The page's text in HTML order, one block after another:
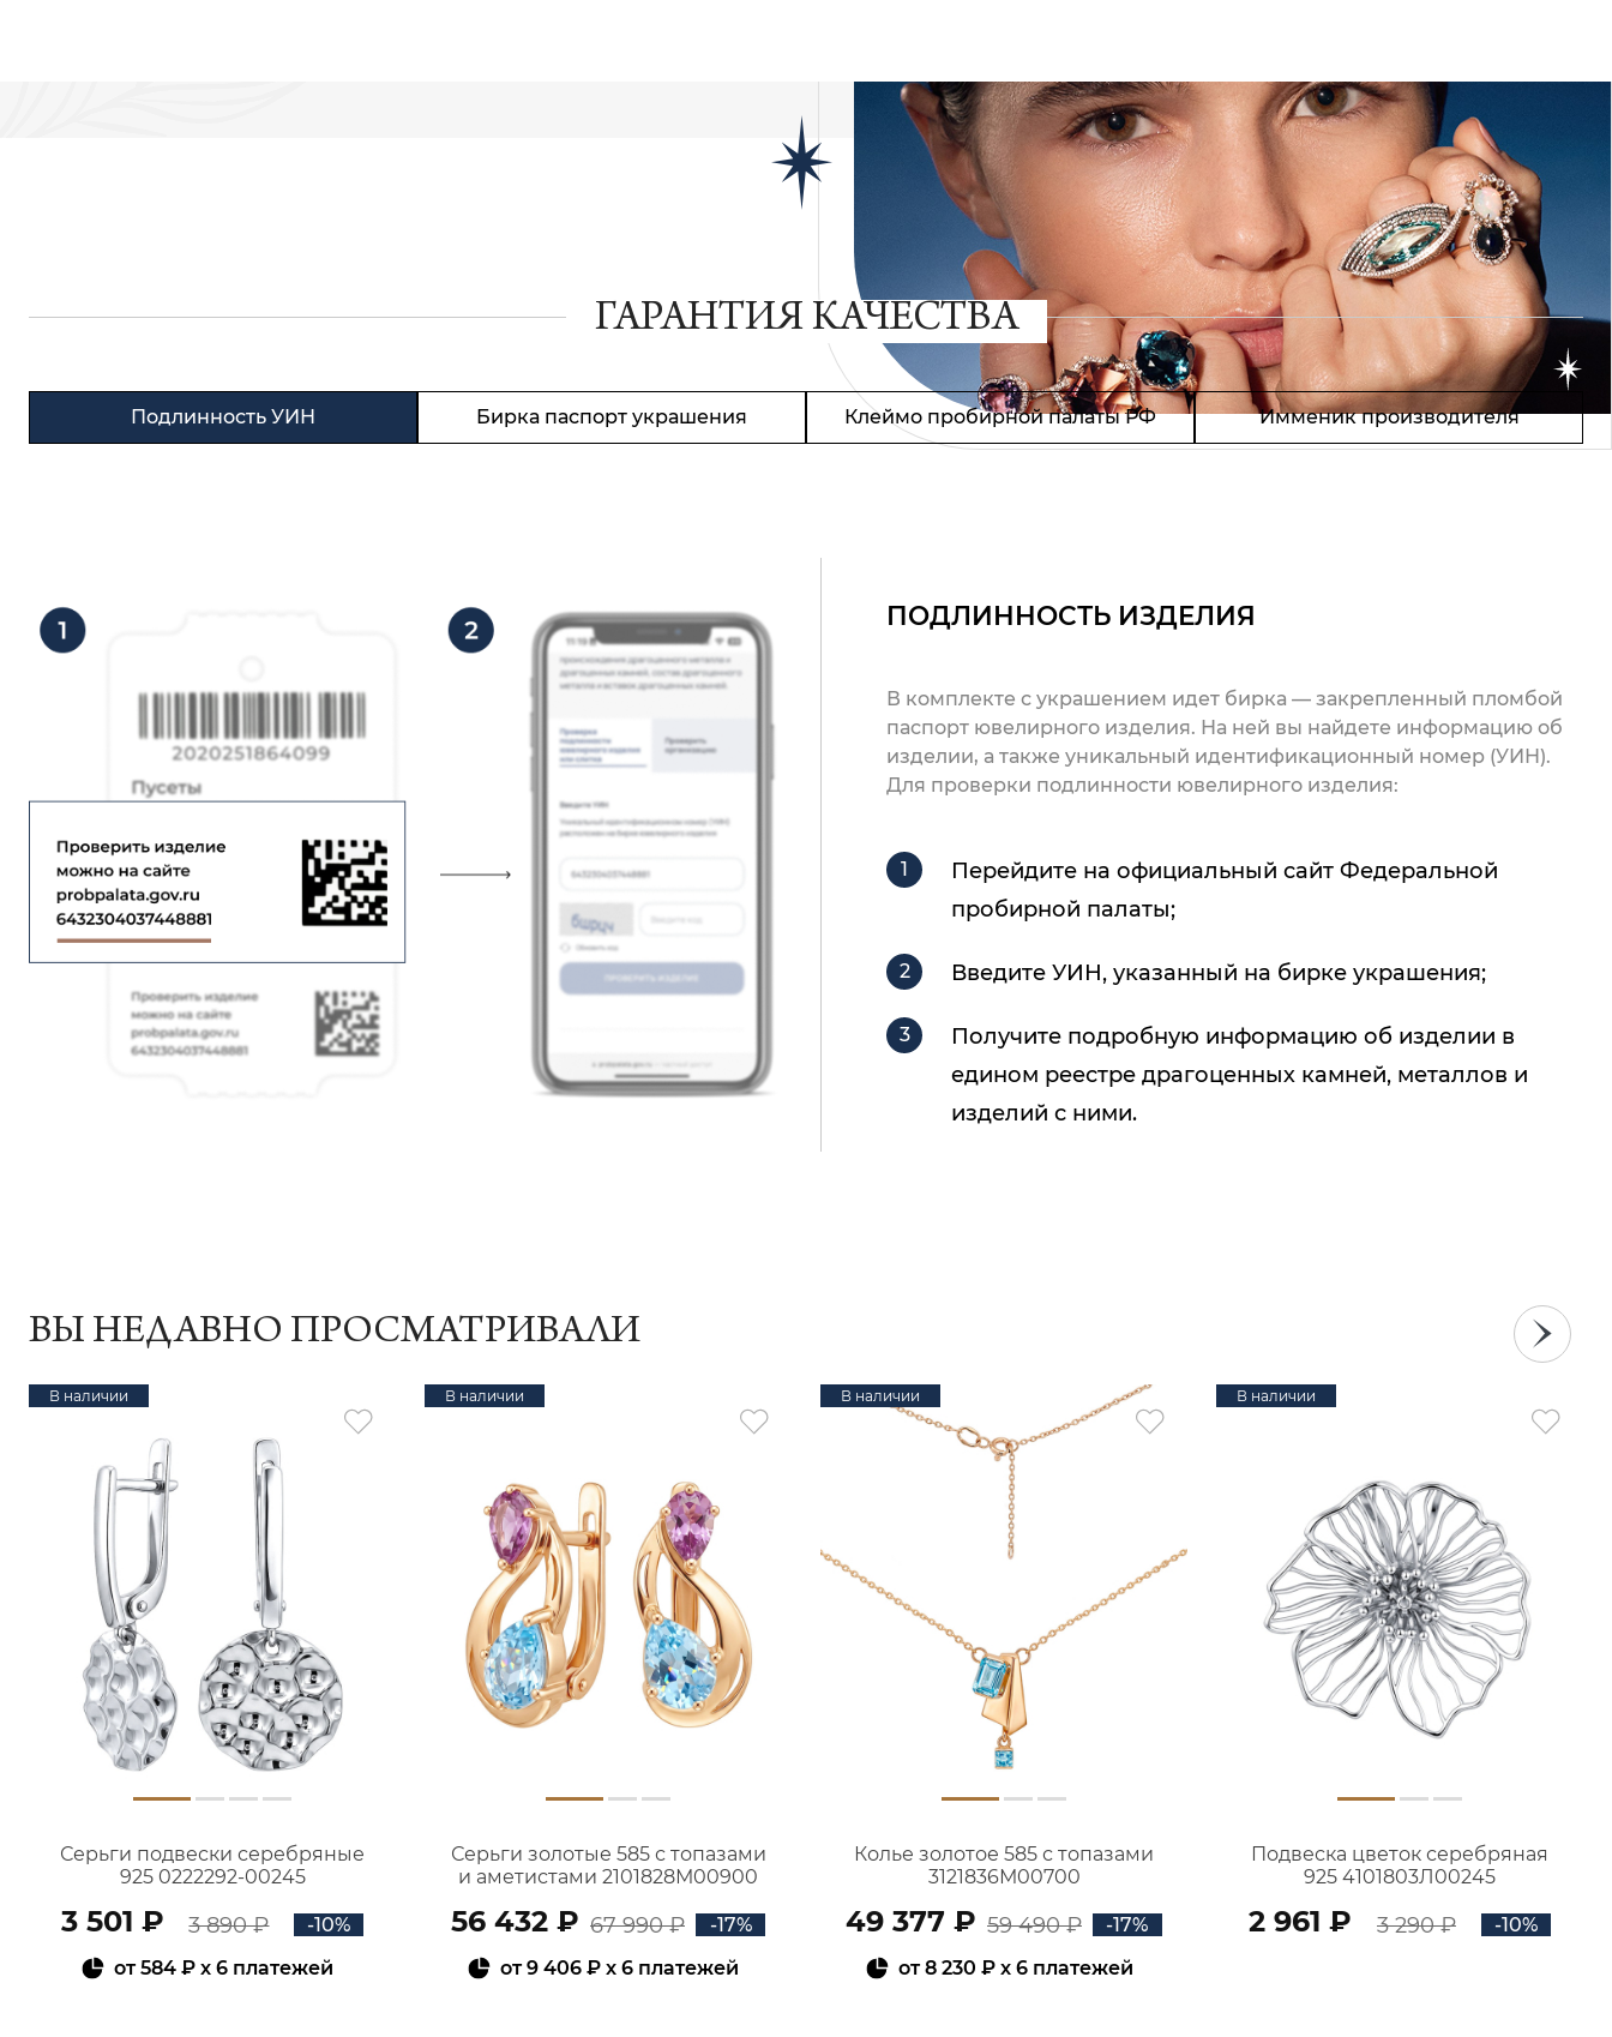
ГАРАНТИЯ КАЧЕСТВА
Подлинность УИН Бирка паспорт украшения Клеймо пробирной палаты РФ Имменик производителя
ПОДЛИННОСТЬ ИЗДЕЛИЯ
В комплекте с украшением идет бирка — закрепленный пломбой
паспорт ювелирного изделия. На ней вы найдете информацию об
изделии, а также уникальный идентификационный номер (УИН).
Для проверки подлинности ювелирного изделия:
Перейдите на официальный сайт Федеральной
пробирной палаты;
Введите УИН, указанный на бирке украшения;
Получите подробную информацию об изделии в
едином реестре драгоценных камней, металлов и
изделий с ними.
ВЫ НЕДАВНО ПРОСМАТРИВАЛИ
В наличии
Серьги подвески серебряные
925 0222292-00245
3 501 ₽ 3 890 ₽
-10%
от584 ₽ x 6 платежей
В наличии
Серьги золотые 585 с топазами
и аметистами 2101828М00900
56 432 ₽ 67 990 ₽
-17%
от9 406 ₽ x 6 платежей
В наличии
Колье золотое 585 с топазами
3121836М00700
49 377 ₽ 59 490 ₽
-17%
от8 230 ₽x 6 платежей
В наличии
Подвеска цветок серебряная
925 4101803Л00245
2 961 ₽ 3 290 ₽ -10%